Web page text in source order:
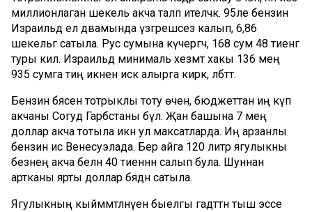
миллионлаган шекель акча таләп ителәчәк. 95ле бензин
Израильдә ел дәвамында үзгәрешсез калып, 6,86
шекельгә сатыла. Рус сумына күчергәч, 168 сум 48 тиенгә
туры килә. Израильдә минималь хезмәт хакы 136 мең
935 сумга тиң икәнен искә алырга кирәк, әлбәттә.
Бензин бәясен тотрыклы тоту өчен, бюджеттан иң күп
акчаны Согуд Гарәбстаны бүлә. Җан башына 7 мең
доллар акча тотыла икән ул максатларда. Иң арзанлы
бензин исә Венесуэлада. Бер айга 120 литр ягулыкны
безнең акча белән 40 тиеннән салып була. Шуннан
артканы ярты доллар бәядән сатыла.
Ягулыкның кыйммәтләнүенә быелгы гадәттән тыш эссе